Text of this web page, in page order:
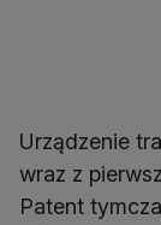
Urządzenie
wraz z
Patent